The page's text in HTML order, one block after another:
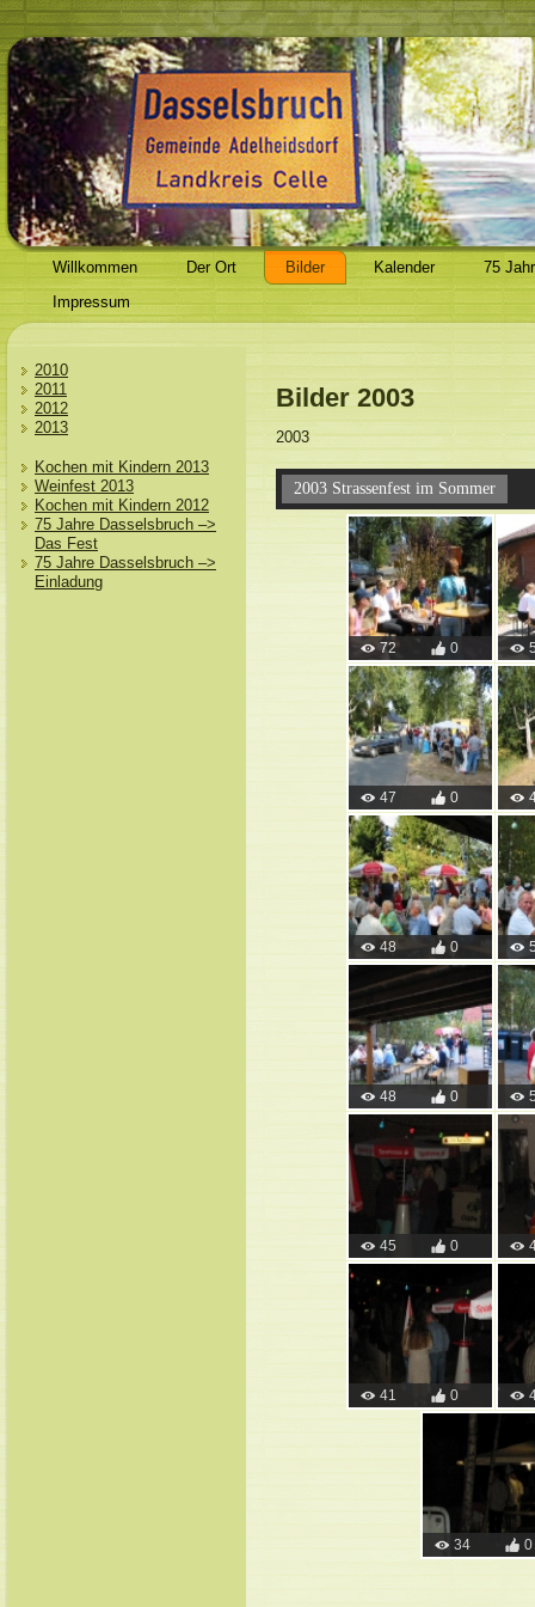
Willkommen Der Ort Bilder Kalender
75
Impressum
2010
2011
2012
2013
Kochen mit Kindern 2013
Weinfest 2013
Kochen mit Kindern 2012
75 Jahre Dasselsbruch –>
Das Fest
75 Jahre Dasselsbruch –>
Einladung
Bilder 2003
2003
2003 Strassenfest im Sommer
72 0
47 0
48 0
48 0
45 0
41 0
34 0